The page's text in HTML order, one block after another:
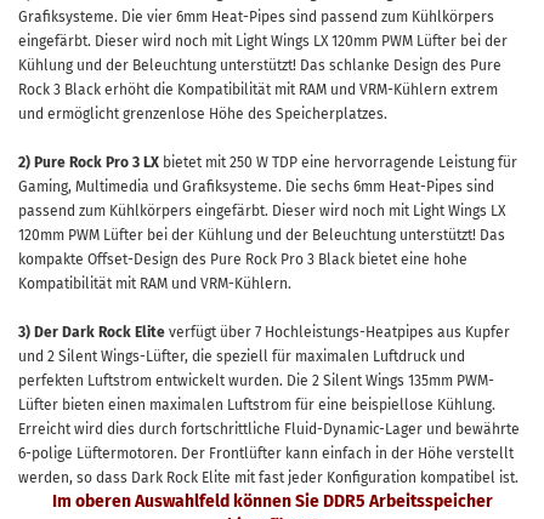
Grafiksysteme. Die vier 6mm Heat-Pipes sind passend zum Kühlkörpers
eingefärbt. Dieser wird noch mit Light Wings LX 120mm PWM Lüfter bei der
Kühlung und der Beleuchtung unterstützt! Das schlanke Design des Pure
Rock 3 Black erhöht die Kompatibilität mit RAM und VRM-Kühlern extrem
und ermöglicht grenzenlose Höhe des Speicherplatzes.
2) Pure Rock Pro 3 LX bietet mit 250 W TDP eine hervorragende Leistung für
Gaming, Multimedia und Grafiksysteme. Die sechs 6mm Heat-Pipes sind
passend zum Kühlkörpers eingefärbt. Dieser wird noch mit Light Wings LX
120mm PWM Lüfter bei der Kühlung und der Beleuchtung unterstützt! Das
kompakte Offset-Design des Pure Rock Pro 3 Black bietet eine hohe
Kompatibilität mit RAM und VRM-Kühlern.
3) Der Dark Rock Elite verfügt über 7 Hochleistungs-Heatpipes aus Kupfer
und 2 Silent Wings-Lüfter, die speziell für maximalen Luftdruck und
perfekten Luftstrom entwickelt wurden. Die 2 Silent Wings 135mm PWM-
Lüfter bieten einen maximalen Luftstrom für eine beispiellose Kühlung.
Erreicht wird dies durch fortschrittliche Fluid-Dynamic-Lager und bewährte
6-polige Lüftermotoren. Der Frontlüfter kann einfach in der Höhe verstellt
werden, so dass Dark Rock Elite mit fast jeder Konfiguration kompatibel ist.
Im oberen Auswahlfeld können Sie DDR5 Arbeitsspeicher